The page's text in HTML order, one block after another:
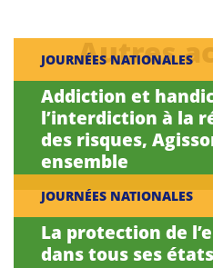
Autres
JOURNÉES NATIONALES
Addiction et
l’interdiction à la
des risques,
ensemble
JOURNÉES NATIONALES
La protection de
dans tous ses